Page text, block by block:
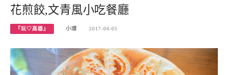
花煎餃,文青風小吃餐廳
『玩♡高雄』 小環 2017-04-05